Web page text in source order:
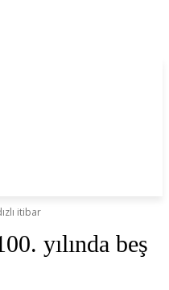
itibar
yılında beş